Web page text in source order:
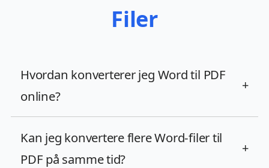
Filer
Hvordan konverterer jeg Word til PDF
online?
+
Kan jeg konvertere flere Word-filer til
PDF på samme tid?
+